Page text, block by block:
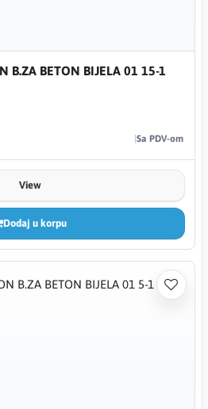
B.ZA BETON BIJELA 01 15-1
Sa PDV-om
View
Dodaj u korpu